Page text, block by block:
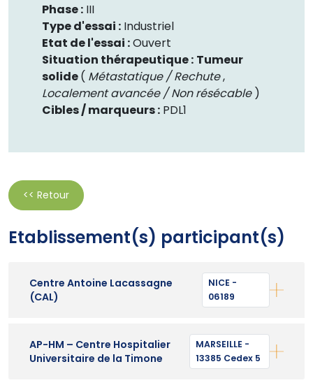
Phase : III
Type d'essai : Industriel
Etat de l'essai :Ouvert
Situation thérapeutique : Tumeur
solide( Métastatique / Rechute,
Localement avancée / Non résécable)
Cibles / marqueurs : PDL1
<< Retour
Etablissement(s) participant(s)
Centre Antoine Lacassagne
(CAL)
NICE -
06189
AP-HM – Centre Hospitalier
Universitaire de la Timone
MARSEILLE -
13385 Cedex 5